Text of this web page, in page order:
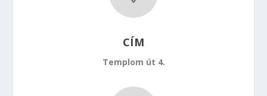
CÍM
Templom út 4.